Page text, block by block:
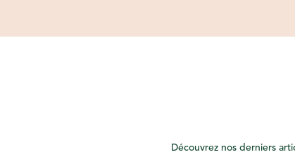
Découvrez nos derniers